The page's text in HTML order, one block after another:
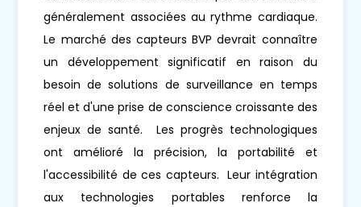
généralement associées au rythme cardiaque.
Le marché des capteurs BVP devrait connaître
un développement significatif en raison du
besoin de solutions de surveillance en temps
réel et d'une prise de conscience croissante des
enjeux de santé. Les progrès technologiques
ont amélioré la précision, la portabilité et
l'accessibilité de ces capteurs. Leur intégration
aux technologies portables renforce la